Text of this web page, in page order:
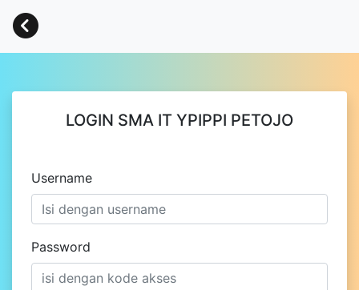
LOGIN SMA IT YPIPPI PETOJO
Username
Password